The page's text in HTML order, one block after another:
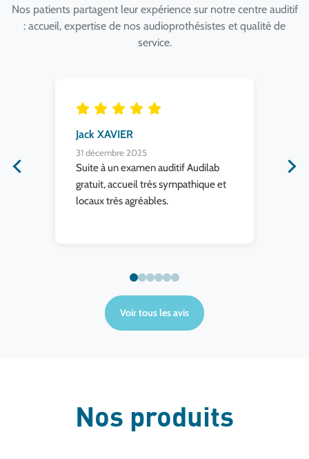
Nos patients partagent leur expérience sur notre centre auditif
: accueil, expertise de nos audioprothésistes et qualité de
service.
Jack XAVIER
31 décembre 2025
Suite à un examen auditif Audilab
gratuit, accueil très sympathique et
locaux très agréables.
Voir tous les avis
Nos produits